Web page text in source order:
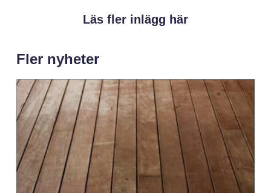
Läs fler inlägg här
Fler nyheter